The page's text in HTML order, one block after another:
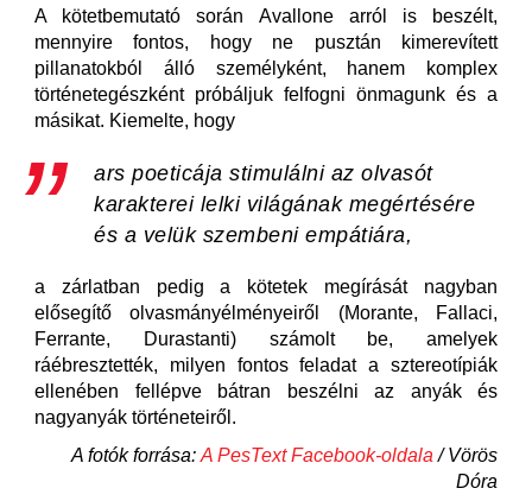
A kötetbemutató során Avallone arról is beszélt,
mennyire fontos, hogy ne pusztán kimerevített
pillanatokból álló személyként, hanem komplex
történetegészként próbáljuk felfogni önmagunk és a
másikat. Kiemelte, hogy
ars poeticája stimulálni az olvasót
karakterei lelki világának megértésére
és a velük szembeni empátiára,
a zárlatban pedig a kötetek megírását nagyban
elősegítő olvasmányélményeiről (Morante, Fallaci,
Ferrante, Durastanti) számolt be, amelyek
ráébresztették, milyen fontos feladat a sztereotípiák
ellenében fellépve bátran beszélni az anyák és
nagyanyák történeteiről.
A fotók forrása: A PesText Facebook-oldala / Vörös
Dóra